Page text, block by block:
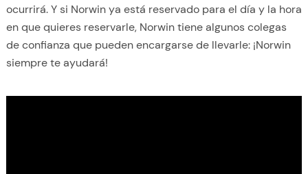
ocurrirá. Y si Norwin ya está reservado para el día y la hora
en que quieres reservarle, Norwin tiene algunos colegas
de confianza que pueden encargarse de llevarle: ¡Norwin
siempre te ayudará!